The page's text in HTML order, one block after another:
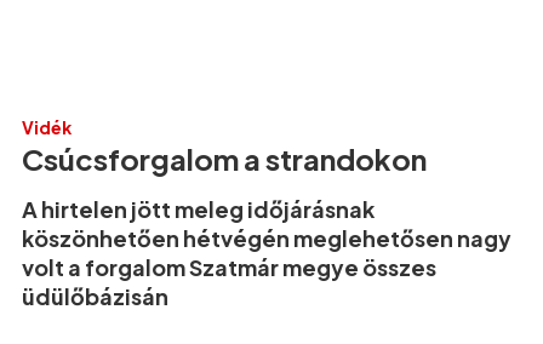
Vidék
Csúcsforgalom a strandokon
A hirtelen jött meleg időjárásnak
köszönhetően hétvégén meglehetősen nagy
volt a forgalom Szatmár megye összes
üdülőbázisán